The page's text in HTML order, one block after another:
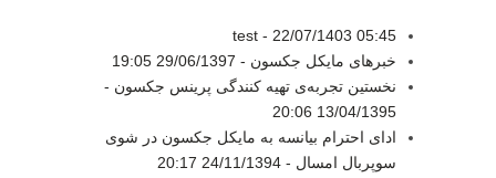
test - 22/07/1403 05:45
خبرهای مایکل جکسون - 29/06/1397 19:05
نخستین تجربه‌ی تهیه کنندگی پرینس جکسون -
13/04/1395 20:06
ادای احترام بیانسه به مایکل جکسون در شوی
سوپربال امسال - 24/11/1394 20:17